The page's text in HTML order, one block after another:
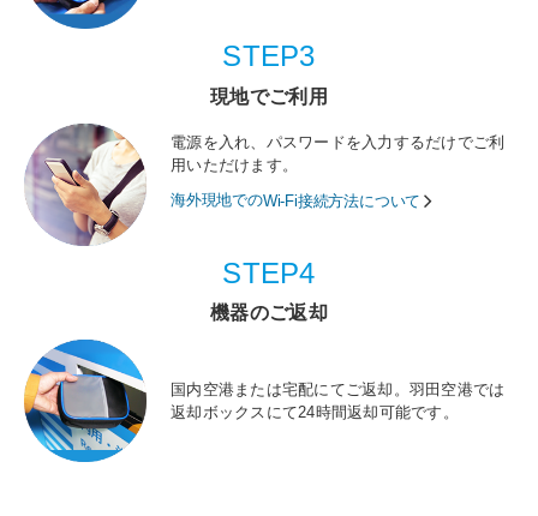
STEP3
現地でご利用
電源を入れ、パスワードを入力するだけでご利
用いただけます。
海外現地でのWi-Fi接続方法について
STEP4
機器のご返却
国内空港または宅配にてご返却。羽田空港では
返却ボックスにて24時間返却可能です。